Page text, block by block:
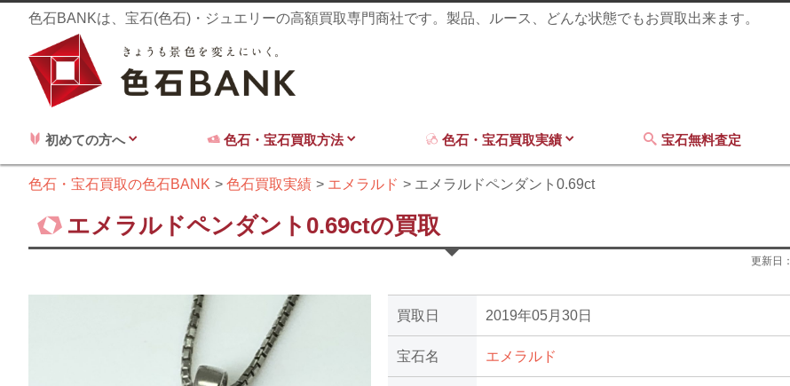
色石BANKは、宝石(色石)・ジュエリーの高額買取専門商社です。製品、ルース、どんな状態でもお買取出来ます。
初めての方へ 色石・宝石買取方法 色石・宝石買取実績 宝石無料査定
色石・宝石買取の色石BANK 色石買取実績 エメラルド エメラルドペンダント0.69ct
エメラルドペンダント0.69ctの買取
更新日：
買取日 2019年05月30日
宝石名 エメラルド